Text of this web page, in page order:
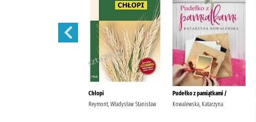
Chłopi
Reymont, Władysław Stanisław
Pudełko z pamiątkami /
Kowalewska, Katarzyna